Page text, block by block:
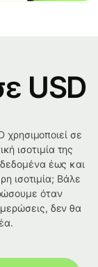
USD
χρησιμοποιεί σε
ισοτιμία της
δεδομένα έως και
ισοτιμία; Βάλε
όταν
δεν θα